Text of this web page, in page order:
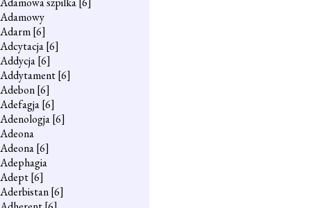
Adamowy
Adarm[6]
Adcytacja[6]
Addycja[6]
Addytament[6]
Adebon[6]
Adefagja[6]
Adenologja[6]
Adeona
Adeona[6]
Adephagia
Adept[6]
Aderbistan[6]